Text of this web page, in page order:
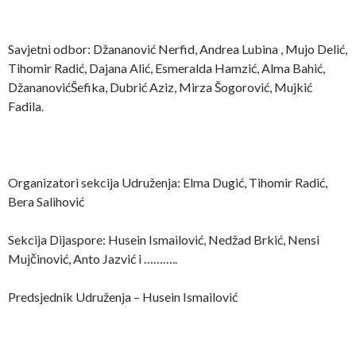
Savjetni odbor: Džananović Nerfid, Andrea Lubina , Mujo Delić,
Tihomir Radić, Dajana Alić, Esmeralda Hamzić, Alma Bahić,
DžananovićŠefika, Dubrić Aziz, Mirza Šogorović, Mujkić
Fadila.
Organizatori sekcija Udruženja: Elma Dugić, Tihomir Radić,
Bera Salihović
Sekcija Dijaspore: Husein Ismailović, Nedžad Brkić, Nensi
Mujčinović, Anto Jazvić i ………..
Predsjednik Udruženja – Husein Ismailović